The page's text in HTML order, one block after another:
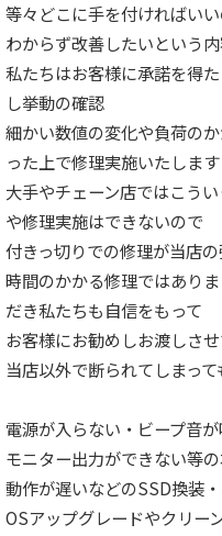
等々どこに手を付ければい
わからず改善したいという内
私たちはお客様に承諾を得
し挙動の確認
細かい数値の変化や負荷の
った上で修理実施いたします
大手やチェーン店ではこう
や修理実施はできないので
付きっ切りでの修理が当店の
時間のかかる修理ではあり
だき私たちも自信をもって
お客様にお勧めしお渡しさせ
当店以外で断られてしまっ
電源が入らない・ビープ音が
モニター出力ができない等の
動作が遅いなどのSSD換装・
OSアップグレードやクリー